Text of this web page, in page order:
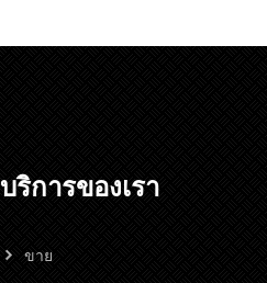
บริการของเรา
ขาย